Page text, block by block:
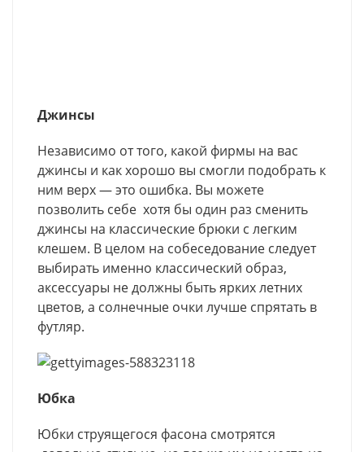
Джинсы
Независимо от того, какой фирмы на вас
джинсы и как хорошо вы смогли подобрать к
ним верх — это ошибка. Вы можете
позволить себе хотя бы один раз сменить
джинсы на классические брюки с легким
клешем. В целом на собеседование следует
выбирать именно классический образ,
аксессуары не должны быть ярких летних
цветов, а солнечные очки лучше спрятать в
футляр.
Юбка
Юбки струящегося фасона смотрятся